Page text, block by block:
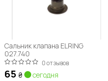
Сальник клапана ELRING
027.740
0 отзывов
65 ₴ сегодня